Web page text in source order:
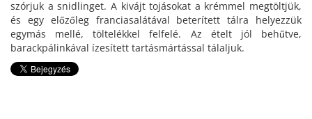
szórjuk a snidlinget. A kivájt tojásokat a krémmel megtöltjük,
és egy előzőleg franciasalátával beterített tálra helyezzük
egymás mellé, töltelékkel felfelé. Az ételt jól behűtve,
barackpálinkával ízesített tartásmártással tálaljuk.